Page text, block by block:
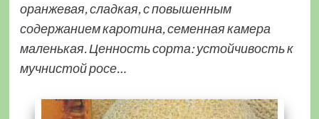
оранжевая, сладкая, с повышенным
содержанием каротина, семенная камера
маленькая. Ценность сорта: устойчивость к
мучнистой росе…